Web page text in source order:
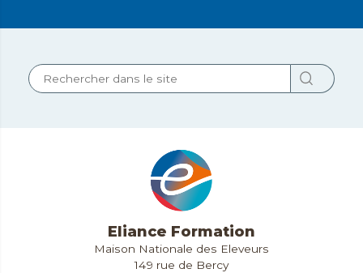
Eliance Formation
Maison Nationale des Eleveurs
149 rue de Bercy